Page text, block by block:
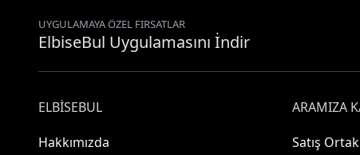
UYGULAMAYA ÖZEL FIRSATLAR
ElbiseBul Uygulamasını İndir
ELBISEBUL
Hakkımızda
ARAMIZA
Satış